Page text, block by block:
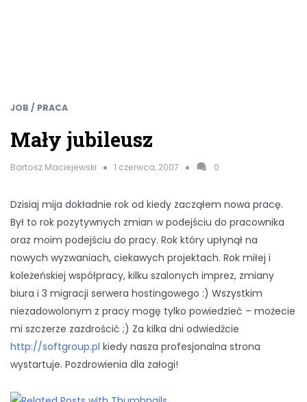
JOB / PRACA
Mały jubileusz
Bartosz Maciejewski 1 czerwca, 2007 0
Dzisiaj mija dokładnie rok od kiedy zacząłem nowa pracę.
Był to rok pozytywnych zmian w podejściu do pracownika
oraz moim podejściu do pracy. Rok który upłynął na
nowych wyzwaniach, ciekawych projektach. Rok miłej i
koleżeńskiej współpracy, kilku szalonych imprez, zmiany
biura i 3 migracji serwera hostingowego :) Wszystkim
niezadowolonym z pracy mogę tylko powiedzieć – możecie
mi szczerze zazdrościć ;) Za kilka dni odwiedźcie
http://softgroup.pl kiedy nasza profesjonalna strona
wystartuje. Pozdrowienia dla załogi!